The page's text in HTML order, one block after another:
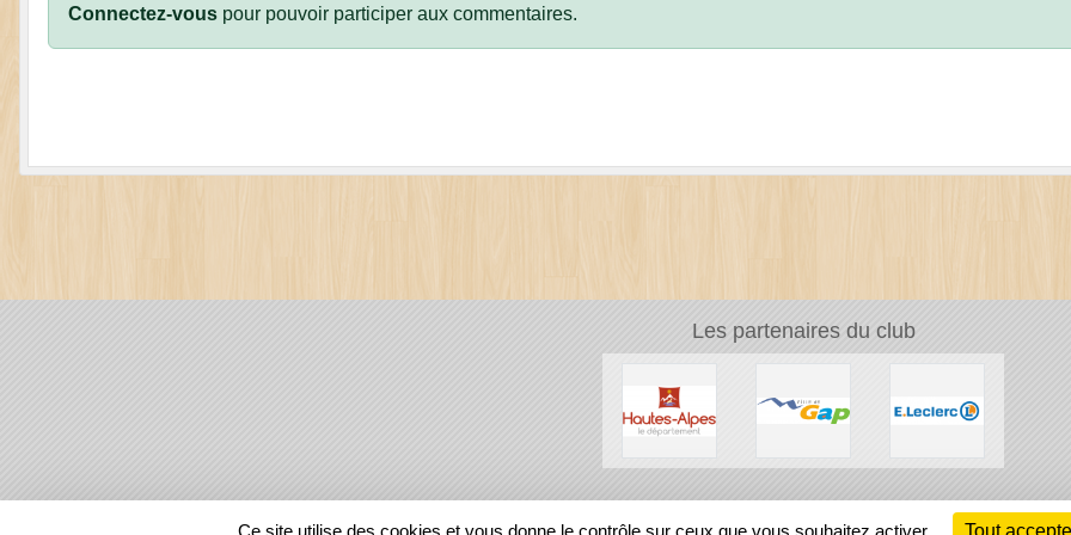
Connectez-vous pour pouvoir participer aux commentaires.
Les partenaires du club
REGIONS
Ce site utilise des cookies et vous donne le contrôle sur ceux que vous souhaitez activer Tout